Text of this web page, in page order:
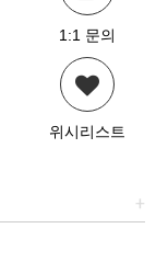
1:1 문의
위시리스트
+